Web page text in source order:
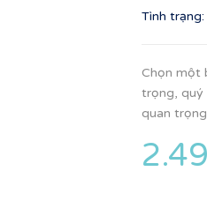
Tình
Chọn một
trọng, quý
quan